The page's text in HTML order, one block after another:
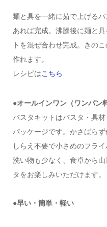
麺と具を一緒に茹で上げる
あれば完成。沸騰後に麺と
トを混ぜ合わせ完成。きの
作れます。
レシピはこちら
●オールインワン（ワンパン
パスタキットはパスタ・具
パッケージです。かさばら
しらえ不要で小さめのフラ
洗い物も少なく、食卓から
タをお楽しみいただけます。
●早い・簡単・軽い